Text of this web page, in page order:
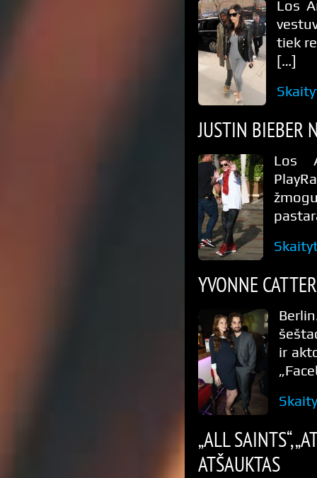
Los
tiek
[…]
JUSTIN BIEBER
Los
YVONNE
ir
„ALL SAINTS“,
ATŠAUKTAS